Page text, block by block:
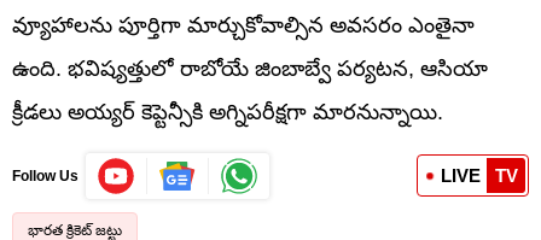
వ్యూహాలను పూర్తిగా మార్చుకోవాల్సిన అవసరం ఎంతైనా
ఉంది. భవిష్యత్తులో రాబోయే జింబాబ్వే పర్యటన, ఆసియా
క్రీడలు అయ్యర్ కెప్టెన్సీకి అగ్నిపరీక్షగా మారనున్నాయి.
Follow Us LIVE TV
భారత క్రికెట్ జట్టు